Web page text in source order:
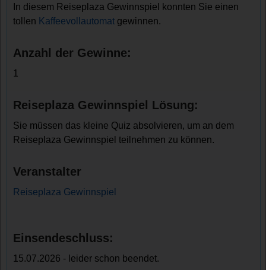
In diesem Reiseplaza Gewinnspiel konnten Sie einen
tollen Kaffeevollautomat gewinnen.
Anzahl der Gewinne:
1
Reiseplaza Gewinnspiel Lösung:
Sie müssen das kleine Quiz absolvieren, um an dem
Reiseplaza Gewinnspiel teilnehmen zu können.
Veranstalter
Reiseplaza Gewinnspiel
Einsendeschluss:
15.07.2026 - leider schon beendet.